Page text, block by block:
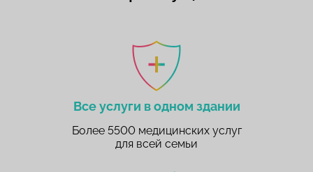
Все услуги в одном здании
Более 5500 медицинских услуг
для всей семьи